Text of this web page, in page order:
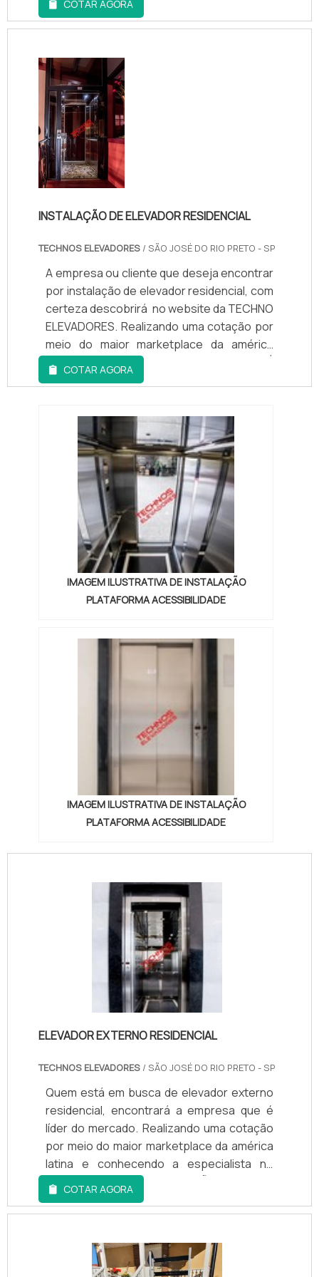
área de atuação.Quando o interesse é por
instalação de plataforma elevatória, com a
encontrar excelente custo-benefício com
compromisso com os clientes.MAIS
DETALHES SOBRE INST...
COTAR AGORA
INSTALAÇÃO DE ELEVADOR RESIDENCIAL
TECHNOS ELEVADORES / SÃO JOSÉ DO RIO PRETO - SP
A empresa ou cliente que deseja encontrar
por instalação de elevador residencial, com
certeza descobrirá no website da TECHNO
ELEVADORES. Realizando uma cotação por
meio do maior marketplace da américa
latina e conhecendo a líder do mercado.É
isto mesmo! Quando o quesito é instalação
contar com os profissionais da TECHNO
ELEVADORES para atingir excelente custo-
benefício com soluções para questões ...
COTAR AGORA
IMAGEM ILUSTRATIVA DE INSTALAÇÃO
PLATAFORMA ACESSIBILIDADE
IMAGEM ILUSTRATIVA DE INSTALAÇÃO
PLATAFORMA ACESSIBILIDADE
ELEVADOR EXTERNO RESIDENCIAL
TECHNOS ELEVADORES / SÃO JOSÉ DO RIO PRETO - SP
Quem está em busca de elevador externo
residencial, encontrará a empresa que é
líder do mercado. Realizando uma cotação
por meio do maior marketplace da américa
latina e conhecendo a especialista no
segmento.MAIS INFORMAÇÕES SOBRE
ELEVADOR EXTERNO RESIDENCIALQuem
quer encontrar elevador externo
da TECHNO ELEVADORES. A companhia
atua com elevador de vidro e elevadores de
COTAR AGORA